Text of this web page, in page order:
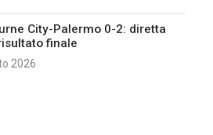
City-Palermo 0-2: diretta
finale
2026